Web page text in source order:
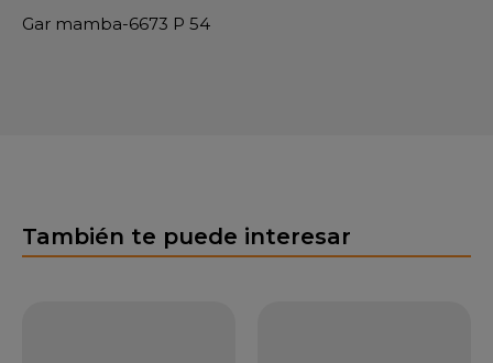
Gar mamba-6673 P 54
También te puede interesar